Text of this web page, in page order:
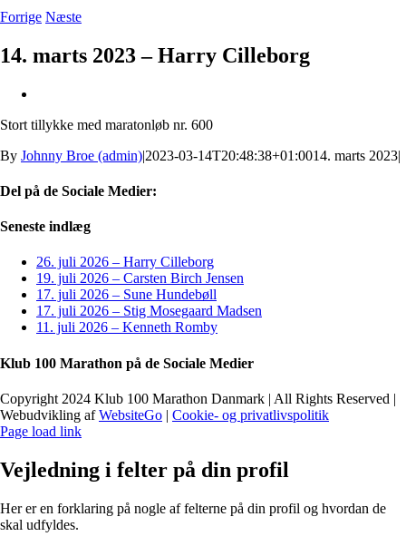
Forrige Næste
14. marts 2023 – Harry Cilleborg
billede
Stort tillykke med maratonløb nr. 600
By Johnny Broe (admin)|2023-03-14T20:48:38+01:0014. marts 2023|
Del på de Sociale Medier:
Facebook
X
LinkedIn
Pinterest
E-
Seneste indlæg
26. juli 2026 – Harry Cilleborg
19. juli 2026 – Carsten Birch Jensen
17. juli 2026 – Sune Hundebøll
17. juli 2026 – Stig Mosegaard Madsen
11. juli 2026 – Kenneth Romby
Klub 100 Marathon på de Sociale Medier
Copyright 2024 Klub 100 Marathon Danmark | All Rights Reserved |
Webudvikling afWebsiteGo | Cookie- og privatlivspolitik
Page load link
Vejledning i felter på din profil
Her er en forklaring på nogle af felterne på din profil og hvordan de
skal udfyldes.